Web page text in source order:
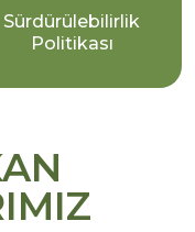
Sürdürülebilirlik
Politikası